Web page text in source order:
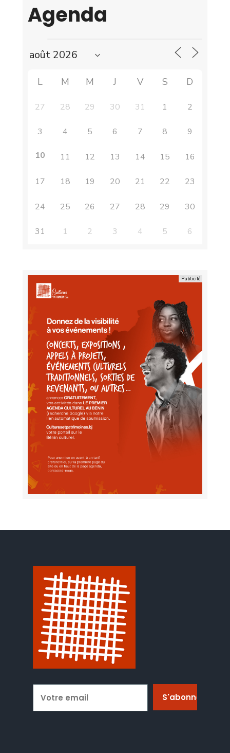
Agenda
L M M J V S D
27 28 29 30 31 1 2
3 4 5 6 7 8 9
10 11 12 13 14 15 16
17 18 19 20 21 22 23
24 25 26 27 28 29 30
31 1 2 3 4 5 6